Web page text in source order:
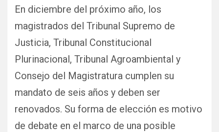
En diciembre del próximo año, los
magistrados del Tribunal Supremo de
Justicia, Tribunal Constitucional
Plurinacional, Tribunal Agroambiental y
Consejo del Magistratura cumplen su
mandato de seis años y deben ser
renovados. Su forma de elección es motivo
de debate en el marco de una posible